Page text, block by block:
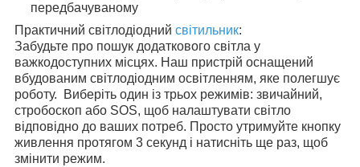
передбачуваному
Практичний світлодіодний світильник:
Забудьте про пошук додаткового світла у
важкодоступних місцях. Наш пристрій оснащений
вбудованим світлодіодним освітленням, яке полегшує
роботу. Виберіть один із трьох режимів: звичайний,
стробоскоп або SOS, щоб налаштувати світло
відповідно до ваших потреб. Просто утримуйте кнопку
живлення протягом 3 секунд і натисніть ще раз, щоб
змінити режим.